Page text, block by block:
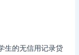
生的无信用记录贷